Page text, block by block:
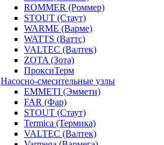
ROMMER (Роммер)
STOUT (Стаут)
WARME (Варме)
WATTS (Ваттс)
VALTEC (Валтек)
ZOTA (Зота)
ПроксиТерм
Насосно-смесительные узлы
EMMETI (Эммети)
FAR (Фар)
STOUT (Стаут)
Termica (Термика)
VALTEC (Валтек)